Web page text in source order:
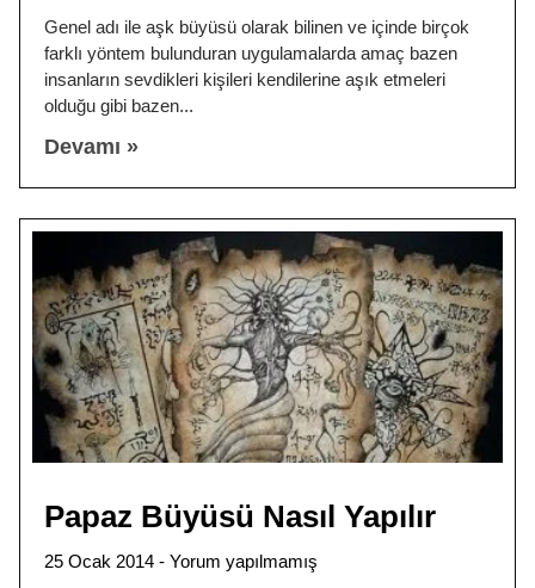
Genel adı ile aşk büyüsü olarak bilinen ve içinde birçok
farklı yöntem bulunduran uygulamalarda amaç bazen
insanların sevdikleri kişileri kendilerine aşık etmeleri
olduğu gibi bazen
Devamı »
Papaz Büyüsü Nasıl Yapılır
25 Ocak 2014
Yorum yapılmamış